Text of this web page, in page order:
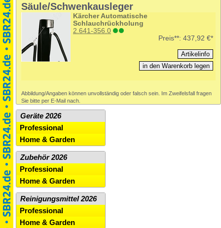
Säule/Schwenkausleger
Kärcher Automatische
Schlauchrückholung
2.641-356.0
Preis**: 437,92 €*
Abbildung/Angaben können unvollständig oder falsch sein. Im Zweifelsfall fragen
Sie bitte per E-Mail nach.
Geräte 2026
Professional
Home & Garden
Zubehör 2026
Professional
Home & Garden
Reinigungsmittel 2026
Professional
Home & Garden